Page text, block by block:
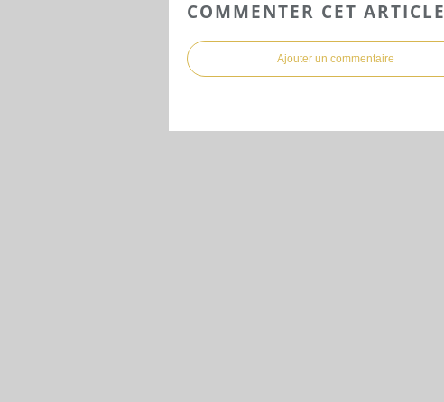
COMMENTER CET ARTICLE
Ajouter un commentaire